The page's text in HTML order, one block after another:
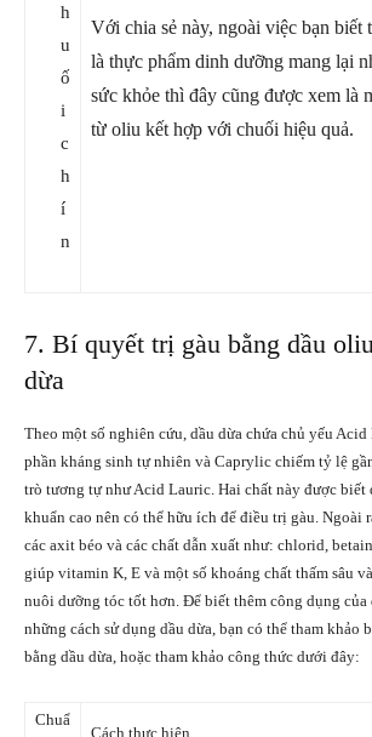
h
u
ố
i
c
h
í
n
Với chia sẻ này, ngoài việc bạn biết
là thực phẩm dinh dưỡng mang lại
sức khỏe thì đây cũng được xem là
từ oliu kết hợp với chuối hiệu quả.
7. Bí quyết trị gàu bằng dầu
dừa
Theo một số nghiên cứu, dầu dừa chứa chủ yếu
phần kháng sinh tự nhiên và Caprylic chiếm tỷ lệ
trò tương tự như Acid Lauric. Hai chất này được biết
khuẩn cao nên có thể hữu ích để điều trị gàu. Ngoài
các axit béo và các chất dẫn xuất như: chlorid,
giúp vitamin K, E và một số khoáng chất thấm sâu
nuôi dưỡng tóc tốt hơn. Để biết thêm công dụng của
những cách sử dụng dầu dừa, bạn có thể tham khảo
bằng dầu dừa, hoặc tham khảo công thức dưới đây:
Chuẩ
Cách thực hiện